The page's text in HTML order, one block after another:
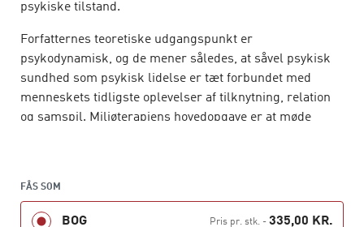
psykiske tilstand.
Forfatternes teoretiske udgangspunkt er
psykodynamisk, og de mener således, at såvel psykisk
sundhed som psykisk lidelse er tæt forbundet med
menneskets tidligste oplevelser af tilknytning, relation
og samspil. Miljøterapiens hovedopgave er at møde
FÅS SOM
BOG Pris pr. stk.- 335,00 KR.